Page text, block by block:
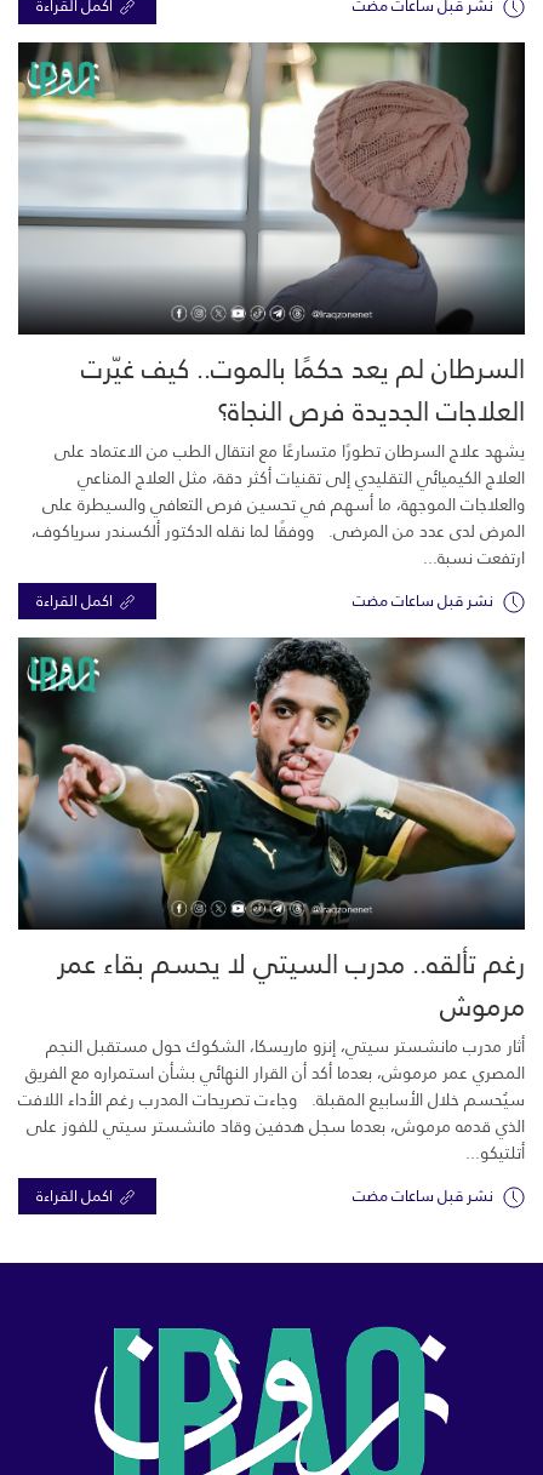
السرطان لم يعد حكمًا بالموت.. كيف غيّرت
العلاجات الجديدة فرص النجاة؟
يشهد علاج السرطان تطورًا متسارعًا مع انتقال الطب من الاعتماد على
العلاج الكيميائي التقليدي إلى تقنيات أكثر دقة، مثل العلاج المناعي
والعلاجات الموجهة، ما أسهم في تحسين فرص التعافي والسيطرة على
المرض لدى عدد من المرضى. ووفقًا لما نقله الدكتور ألكسندر سرياكوف،
ارتفعت نسبة...
نشر قبل ساعات مضت اكمل القراءة
رغم تألقه.. مدرب السيتي لا يحسم بقاء عمر
مرموش
أثار مدرب مانشستر سيتي، إنزو ماريسكا، الشكوك حول مستقبل النجم
المصري عمر مرموش، بعدما أكد أن القرار النهائي بشأن استمراره مع الفريق
سيُحسم خلال الأسابيع المقبلة. وجاءت تصريحات المدرب رغم الأداء اللافت
الذي قدمه مرموش، بعدما سجل هدفين وقاد مانشستر سيتي للفوز على
أتلتيكو...
نشر قبل ساعات مضت اكمل القراءة